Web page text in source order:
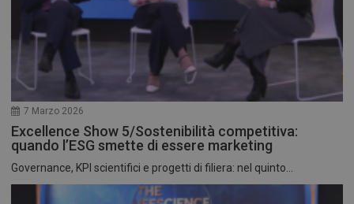
7 Marzo 2026
Excellence Show 5/Sostenibilità competitiva:
quando l’ESG smette di essere marketing
Governance, KPI scientifici e progetti di filiera: nel quinto...